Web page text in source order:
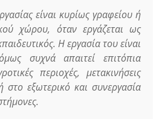
είναι κυρίως γραφείου ή
χώρου, όταν εργάζεται ως
Η εργασία του είναι
συχνά απαιτεί επιτόπια
περιοχές, μετακινήσεις
εξωτερικό και συνεργασία